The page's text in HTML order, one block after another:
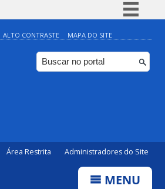
Simplifique!
Comunica BR
Participe
ALTO CONTRASTE MAPA DO SITE
Área Restrita Administradores do Site
MENU